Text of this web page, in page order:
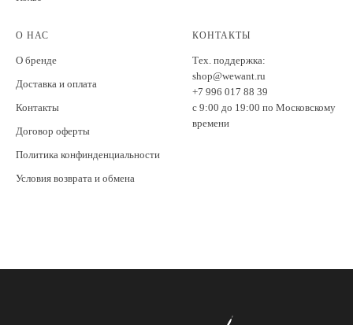
О НАС
О бренде
Доставка и оплата
Контакты
Договор оферты
Политика конфинденциальности
Условия возврата и обмена
КОНТАКТЫ
Тех. поддержка:
shop@wewant.ru
+7 996 017 88 39
c 9:00 до 19:00 по Московскому
времени